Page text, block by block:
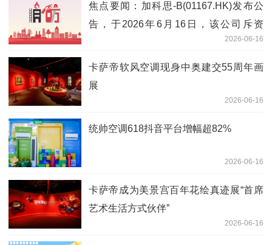
焦点要闻：加科思-B(01167.HK)发布公
告，于2026年6月16日，该公司斥资
2026-06-16
卡萨帝软风空调现身中奥建交55周年画
展
2026-06-16
统帅空调618抖音平台增幅超82%
2026-06-16
卡萨帝成为美景宫百年花绘真迹展“首席
艺术生活方式伙伴”
2026-06-16